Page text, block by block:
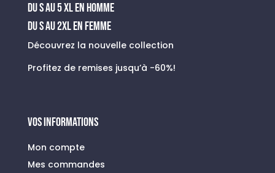
du s au 5 xl en homme
Du S au 2XL en FEMME
Découvrez la nouvelle collection
Profitez de remises jusqu’à -60%!
VOS INFORMATIONS
Mon compte
Mes commandes